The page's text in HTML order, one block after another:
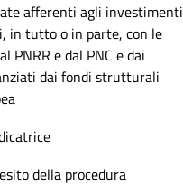
afferenti agli investimenti
in tutto o in parte, con le
PNRR e dal PNC e dai
dai fondi strutturali
della procedura